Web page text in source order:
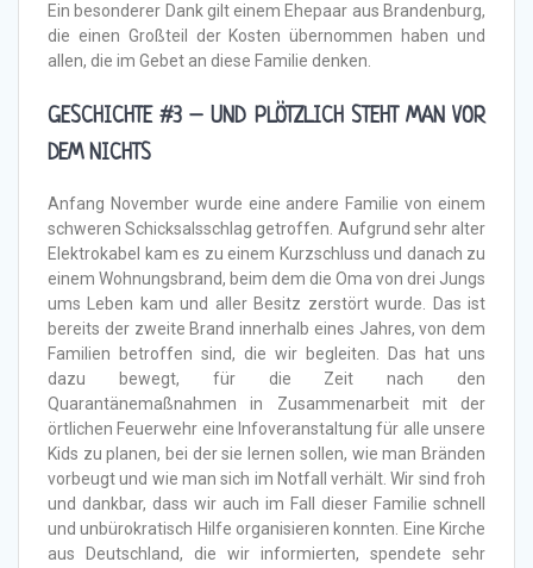
Ein besonderer Dank gilt einem Ehepaar aus Brandenburg,
die einen Großteil der Kosten übernommen haben und
allen, die im Gebet an diese Familie denken.
GESCHICHTE #3 – UND PLÖTZLICH STEHT MAN VOR
DEM NICHTS
Anfang November wurde eine andere Familie von einem
schweren Schicksalsschlag getroffen. Aufgrund sehr alter
Elektrokabel kam es zu einem Kurzschluss und danach zu
einem Wohnungsbrand, beim dem die Oma von drei Jungs
ums Leben kam und aller Besitz zerstört wurde. Das ist
bereits der zweite Brand innerhalb eines Jahres, von dem
Familien betroffen sind, die wir begleiten. Das hat uns
dazu bewegt, für die Zeit nach den
Quarantänemaßnahmen in Zusammenarbeit mit der
örtlichen Feuerwehr eine Infoveranstaltung für alle unsere
Kids zu planen, bei der sie lernen sollen, wie man Bränden
vorbeugt und wie man sich im Notfall verhält. Wir sind froh
und dankbar, dass wir auch im Fall dieser Familie schnell
und unbürokratisch Hilfe organisieren konnten. Eine Kirche
aus Deutschland, die wir informierten, spendete sehr